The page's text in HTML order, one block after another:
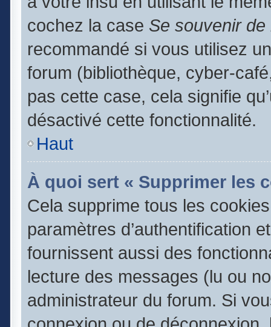
cochez la case Se souvenir de
recommandé si vous utilisez
forum (bibliothèque, cyber-
pas cette case, cela signifie
désactivé cette fonctionnalité.
Haut
À quoi sert « Supprimer les
Cela supprime tous les
paramètres d’authentification
fournissent aussi des
lecture des messages (lu ou
administrateur du forum. Si